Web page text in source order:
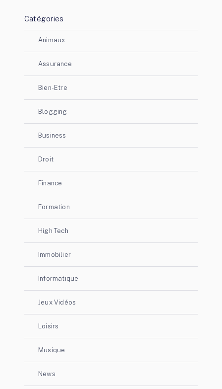
Catégories
Animaux
Assurance
Bien-Etre
Blogging
Business
Droit
Finance
Formation
High Tech
Immobilier
Informatique
Jeux Vidéos
Loisirs
Musique
News